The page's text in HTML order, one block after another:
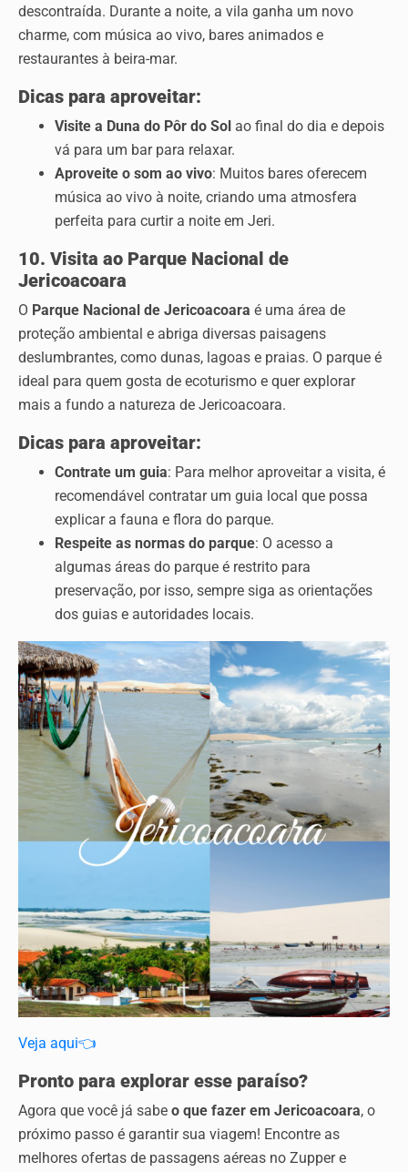
descontraída. Durante a noite, a vila ganha um novo
charme, com música ao vivo, bares animados e
restaurantes à beira-mar.
Dicas para aproveitar:
Visite a Duna do Pôr do Sol ao final do dia e depois
vá para um bar para relaxar.
Aproveite o som ao vivo: Muitos bares oferecem
música ao vivo à noite, criando uma atmosfera
perfeita para curtir a noite em Jeri.
10. Visita ao Parque Nacional de
Jericoacoara
O Parque Nacional de Jericoacoara é uma área de
proteção ambiental e abriga diversas paisagens
deslumbrantes, como dunas, lagoas e praias. O parque é
ideal para quem gosta de ecoturismo e quer explorar
mais a fundo a natureza de Jericoacoara.
Dicas para aproveitar:
Contrate um guia: Para melhor aproveitar a visita, é
recomendável contratar um guia local que possa
explicar a fauna e flora do parque.
Respeite as normas do parque: O acesso a
algumas áreas do parque é restrito para
preservação, por isso, sempre siga as orientações
dos guias e autoridades locais.
Veja aqui👈
Pronto para explorar esse paraíso?
Agora que você já sabe o que fazer em Jericoacoara, o
próximo passo é garantir sua viagem! Encontre as
melhores ofertas de passagens aéreas no Zupper e